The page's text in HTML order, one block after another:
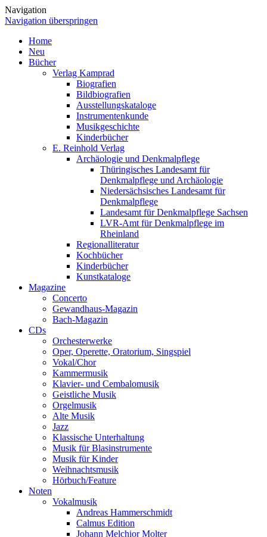
Navigation
Navigation überspringen
Home
Neu
Bücher
Verlag Kamprad
Biografien
Bildbiografien
Ausstellungskataloge
Instrumentenkunde
Musikgeschichte
Kinderbücher
E. Reinhold Verlag
Archäologie und Denkmalpflege
Thüringisches Landesamt für
Denkmalpflege und Archäologie
Niedersächsisches Landesamt für
Denkmalpflege
Landesamt für Denkmalpflege Sachsen
LVR-Amt für Denkmalpflege im
Rheinland
Regionalliteratur
Kochbücher
Kinderbücher
Kunstkataloge
Magazine
Concerto
Gewandhaus-Magazin
Bach-Magazin
CDs
Orchesterwerke
Oper, Operette, Oratorium, Singspiel
Vokal/Chor
Kammermusik
Klavier- und Cembalomusik
Geistliche Musik
Orgelmusik
Alte Musik
Jazz
Klassische Unterhaltung
Musik für Blasinstrumente
Musik für Kinder
Weihnachtsmusik
Hörbuch/Feature
Noten
Vokalmusik
Andreas Hammerschmidt
Calmus Edition
Johann Melchior Molter